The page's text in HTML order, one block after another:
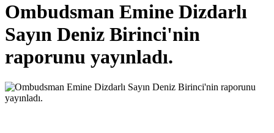
Ombudsman Emine Dizdarlı
Sayın Deniz Birinci'nin
raporunu yayınladı.